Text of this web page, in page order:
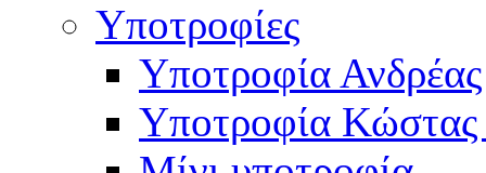
Υποτροφίες
Υποτροφία
Υποτροφία